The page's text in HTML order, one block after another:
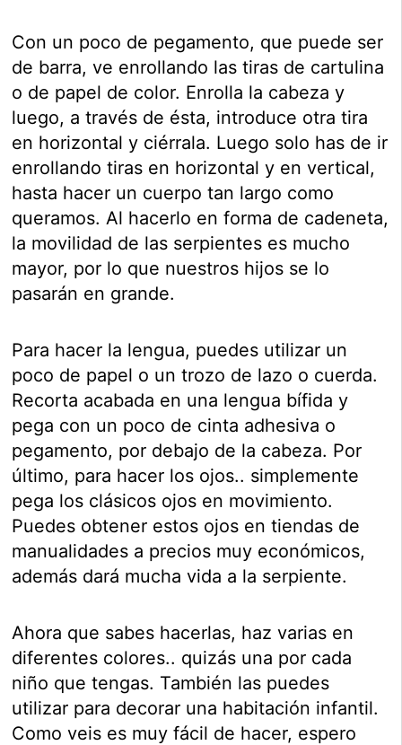
Con un poco de pegamento, que puede ser
de barra, ve enrollando las tiras de cartulina
o de papel de color. Enrolla la cabeza y
luego, a través de ésta, introduce otra tira
en horizontal y ciérrala. Luego solo has de ir
enrollando tiras en horizontal y en vertical,
hasta hacer un cuerpo tan largo como
queramos. Al hacerlo en forma de cadeneta,
la movilidad de las serpientes es mucho
mayor, por lo que nuestros hijos se lo
pasarán en grande.
Para hacer la lengua, puedes utilizar un
poco de papel o un trozo de lazo o cuerda.
Recorta acabada en una lengua bífida y
pega con un poco de cinta adhesiva o
pegamento, por debajo de la cabeza. Por
último, para hacer los ojos.. simplemente
pega los clásicos ojos en movimiento.
Puedes obtener estos ojos en tiendas de
manualidades a precios muy económicos,
además dará mucha vida a la serpiente.
Ahora que sabes hacerlas, haz varias en
diferentes colores.. quizás una por cada
niño que tengas. También las puedes
utilizar para decorar una habitación infantil.
Como veis es muy fácil de hacer, espero